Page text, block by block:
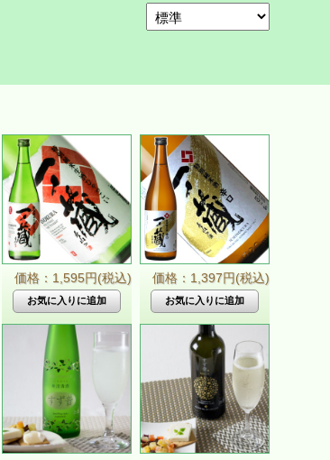
価格：1,595円(税込) 価格：1,397円(税込)